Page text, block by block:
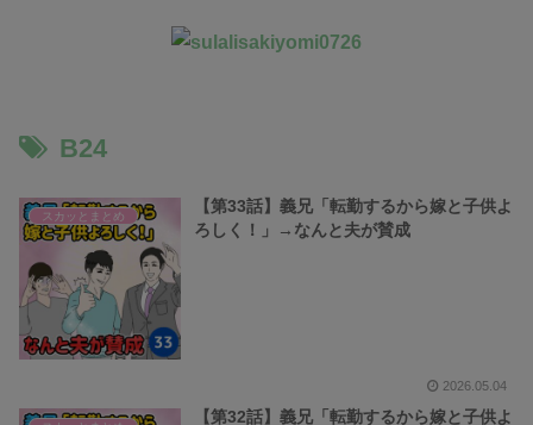
B24
スカッとまとめ
【第33話】義兄「転勤するから嫁と子供よ
ろしく！」→なんと夫が賛成
2026.05.04
【第32話】義兄「転勤するから嫁と子供よ